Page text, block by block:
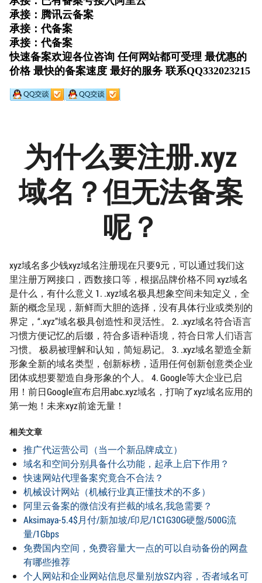
为什么要注册.xyz
域名？但无法备案
呢？
xyz域名多少钱xyz域名注册现在只要9元，可以通过我们这
里注册万网接口，西数接口等，根据品牌价格不同 xyz域名
是什么，有什么意义 1. .xyz域名极具想象空间未知定义，全
新的概念呈现，新鲜而大胆的选择，没有具体行业或类别的
界定，“.xyz”域名极具创造性和灵活性。 2. .xyz域名符合语言
习惯方便记忆的后缀，符合多语种语境，符合日常人们语言
习惯。 极易被理解和认知，简短易记。 3. .xyz域名塑造全新
形象全新的域名类型，创新标榜，适用任何创新创意类企业
团体或想要塑造自身形象的个人。 4. Google等大企业已启
用！前日Google宣布启用abc.xyz域名，打响了xyz域名应用的
第一炮！未来xyz前途无量！
相关文章
推广代运营公司（当一个新品牌成立）
域名和空间分别具备什么功能，起承上启下作用？
快速网站代理备案究竟合不合法？
机械设计网站（机械行业真正懂技术的不多）
阿里云备案的微信没有拦截的域名,我急需要？
Aksimaya-5.4$月付/新加坡/印尼/1C1G30G硬盤/500G流
量/1Gbps
免费国内空间，免费容量大一点的可以自动备份的网盘
有哪些推荐
个人网站和企业网站信息尽量别放SZ内容，否者域名可